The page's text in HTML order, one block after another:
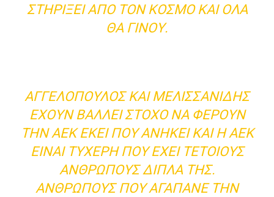
ΣΤΗΡΊΞΕΙ ΑΠΌ ΤΟΝ ΚΌΣΜΟ ΚΑΙ ΌΛΑ
ΘΑ ΓΊΝΟΥ.
ΑΓΓΕΛΌΠΟΥΛΟΣ ΚΑΙ ΜΕΛΙΣΣΑΝΊΔΗΣ
ΈΧΟΥΝ ΒΆΛΛΕΙ ΣΤΌΧΟ ΝΑ ΦΈΡΟΥΝ
ΤΗΝ ΑΕΚ ΕΚΕΊ ΠΟΥ ΑΝΉΚΕΙ ΚΑΙ Η ΑΕΚ
ΕΊΝΑΙ ΤΥΧΕΡΉ ΠΟΥ ΈΧΕΙ ΤΈΤΟΙΟΥΣ
ΑΝΘΡΏΠΟΥΣ ΔΊΠΛΑ ΤΗΣ.
ΑΝΘΡΏΠΟΥΣ ΠΟΥ ΑΓΑΠΆΝΕ ΤΗΝ